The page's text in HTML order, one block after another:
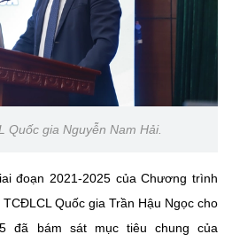
Quốc gia Nguyễn Nam Hải.
đoạn 2021-2025 của Chương trình
Quốc gia Trần Hậu Ngọc cho
đã bám sát mục tiêu chung của